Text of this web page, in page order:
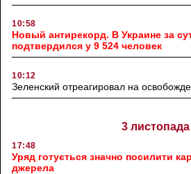
10:58
Новый антирекорд. В Украине за
подтвердился у 9 524 человек
10:12
Зеленский отреагировал на
3 листопада
17:48
Уряд готується значно посилити
джерела